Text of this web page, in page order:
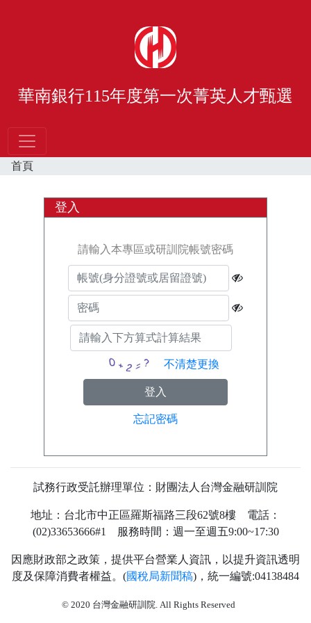
華南銀行115年度第一次菁英人才甄選
首頁
登入
請輸入本專區或研訓院帳號密碼
不清楚更換
忘記密碼
試務行政受託辦理單位：財團法人台灣金融研訓院
地址：台北市中正區羅斯福路三段62號8樓 電話：
(02)33653666#1 服務時間：週一至週五9:00~17:30
因應財政部之政策，提供平台營業人資訊，以提升資訊透明
度及保障消費者權益。(國稅局新聞稿)，統一編號:04138484
© 2020 台灣金融研訓院. All Rights Reserved